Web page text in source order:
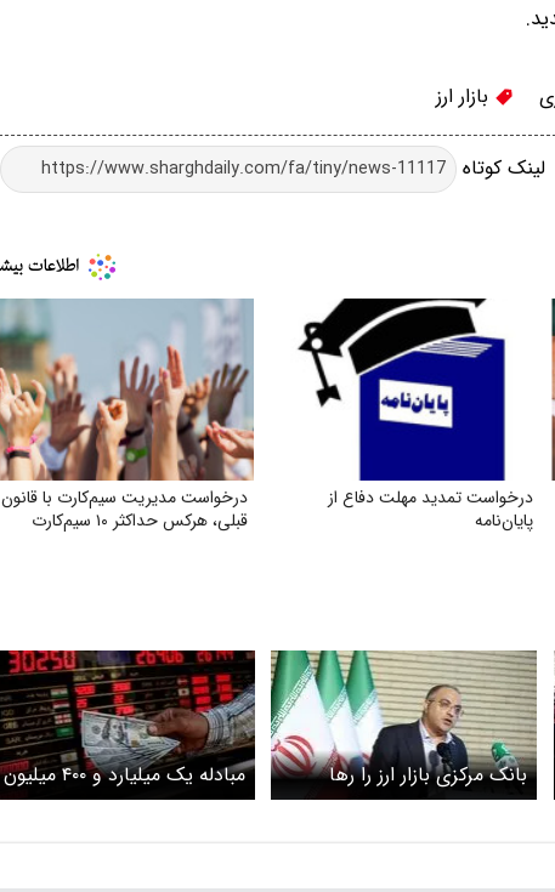
بازار ارز
لینک کوتاه
درخواست تمدید مهلت دفاع از
پایان‌نامه
درخواست مدیریت سیم‌کارت با قانون
قبلی، هرکس حداکثر ۱۰ سیم‌کارت
بانک مرکزی بازار ارز را رها
نکند/ افزایش حقوق سال آینده
مبادله یک میلیارد و ۴۰۰ میلیون
دلار در بازار یکپارچه ارز